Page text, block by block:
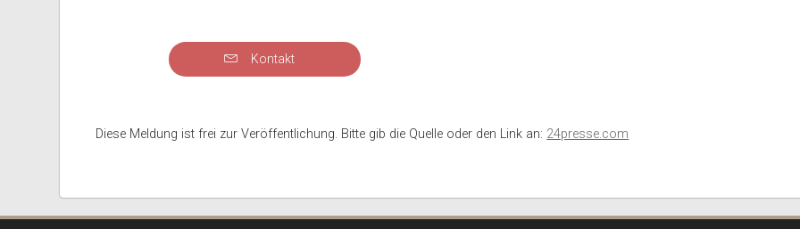
Kontakt
Diese Meldung ist frei zur Veröffentlichung. Bitte gib die Quelle oder den Link an: 24presse.com